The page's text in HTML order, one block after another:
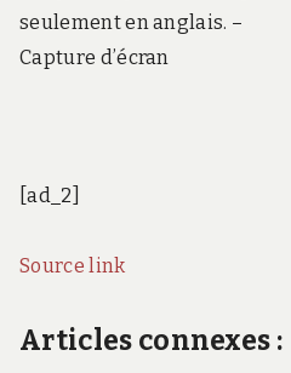
seulement en anglais. –
Capture d’écran
[ad_2]
Source link
Articles connexes :